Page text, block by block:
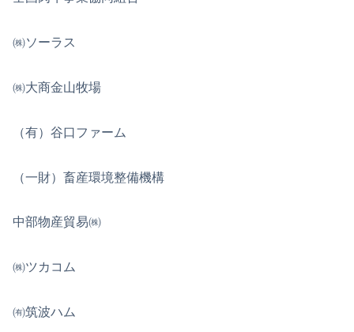
㈱ソーラス
㈱大商金山牧場
（有）谷口ファーム
（一財）畜産環境整備機構
中部物産貿易㈱
㈱ツカコム
㈲筑波ハム